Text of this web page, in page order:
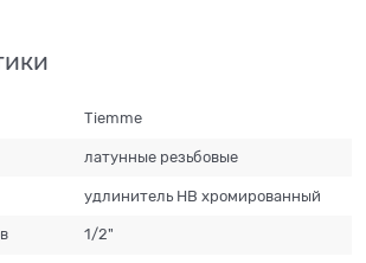
Tiemme
латунные резьбовые
удлинитель НВ хромированный
1/2"